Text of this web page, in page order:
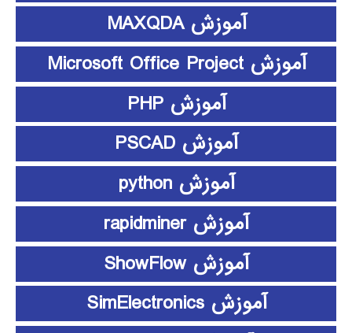
آموزش MAXQDA
آموزش Microsoft Office Project
آموزش PHP
آموزش PSCAD
آموزش python
آموزش rapidminer
آموزش ShowFlow
آموزش SimElectronics